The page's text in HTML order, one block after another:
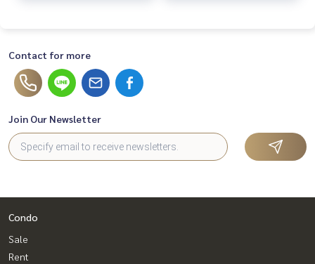
Contact for more
Join Our Newsletter
Condo
Sale
Rent